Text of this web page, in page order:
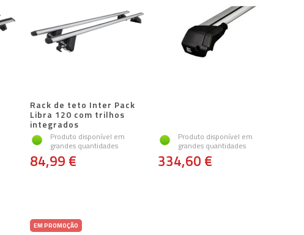
Rack de teto Inter Pack
Libra 120 com trilhos
integrados
Produto disponível em
grandes quantidades
84,99 €
Produto disponível em
grandes quantidades
334,60 €
EM PROMOÇÃO